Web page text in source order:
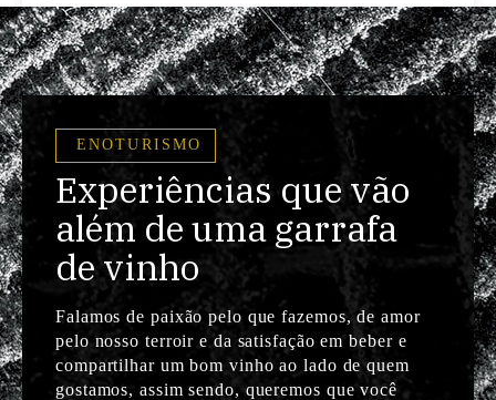
PASSEIOS
ENTRE VINHAS: CENÁRIO PARA FOTOS
NOS VINHEDOS
Registre seu momento nos vinhedos da Larentis. Uma
combinação perfeita de beleza, sofisticação e
natureza, ideal para quem busca eternizar momentos
únicos em um ambiente deslumbrante.
R$250,00
3x de R$ 83,33
COMPRAR
AGORA
ENOTURISMO
Experiências que vão
além de uma garrafa
de vinho
Falamos de paixão pelo que fazemos, de amor
pelo nosso terroir e da satisfação em beber e
compartilhar um bom vinho ao lado de quem
gostamos, assim sendo, queremos que você